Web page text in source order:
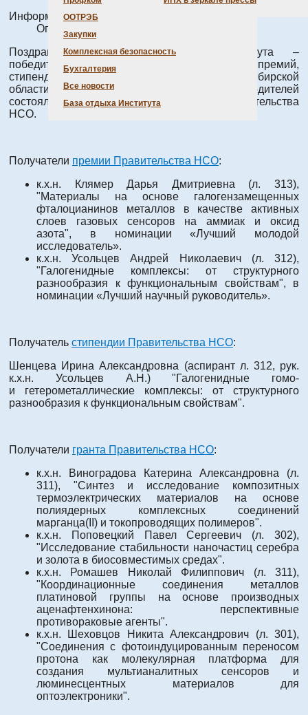
ООТРЭБ
Закупки
Комплексная безопасность
Бухгалтерия
Все новости
База отдыха Института
Информация о материале
Опубликовано: 01 октября 2025
Поздравляем молодых ученых Института –
победителей конкурсов на предоставление премий,
стипендий и грантов Правительства Новосибирской
области! Церемония награждения победителей
состоялась 29.09.2025 в Большом зале Правительства
НСО.
Получатели премии Правительства НСО:
к.х.н. Клямер Дарья Дмитриевна (л. 313),
"Материалы на основе галогензамещенных
фталоцианинов металлов в качестве активных
слоев газовых сенсоров на аммиак и оксид
азота", в номинации «Лучший молодой
исследователь».
к.х.н. Усольцев Андрей Николаевич (л. 312),
"Галогенидные комплексы: от структурного
разнообразия к функциональным свойствам", в
номинации «Лучший научный руководитель».
Получатель стипендии Правительства НСО:
Шенцева Ирина Александровна (аспирант л. 312, рук.
к.х.н. Усольцев А.Н.) "Галогенидные гомо-
и гетерометаллические комплексы: от структурного
разнообразия к функциональным свойствам".
Получатели гранта Правительства НСО:
к.х.н. Виноградова Катерина Александровна (л.
311), "Синтез и исследование композитных
термоэлектрических материалов на основе
полиядерных комплексных соединений
марганца(II) и токопроводящих полимеров".
к.х.н. Поповецкий Павел Сергеевич (л. 302),
"Исследование стабильности наночастиц серебра
и золота в биосовместимых средах".
к.х.н. Ромашев Николай Филиппович (л. 311),
"Координационные соединения металлов
платиновой группы на основе производных
аценафтенхинона: перспективные
противораковые агенты".
к.х.н. Шеховцов Никита Александрович (л. 301),
"Соединения с фотоиндуцированным переносом
протона как молекулярная платформа для
создания мультианалитных сенсоров и
люминесцентных материалов для
оптоэлектроники".